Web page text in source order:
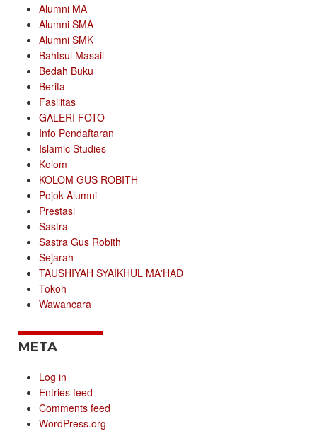
Alumni MA
Alumni SMA
Alumni SMK
Bahtsul Masail
Bedah Buku
Berita
Fasilitas
GALERI FOTO
Info Pendaftaran
Islamic Studies
Kolom
KOLOM GUS ROBITH
Pojok Alumni
Prestasi
Sastra
Sastra Gus Robith
Sejarah
TAUSHIYAH SYAIKHUL MA'HAD
Tokoh
Wawancara
META
Log in
Entries feed
Comments feed
WordPress.org